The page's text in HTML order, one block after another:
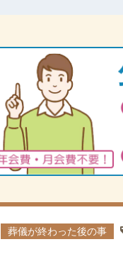
葬儀が終わった後の事